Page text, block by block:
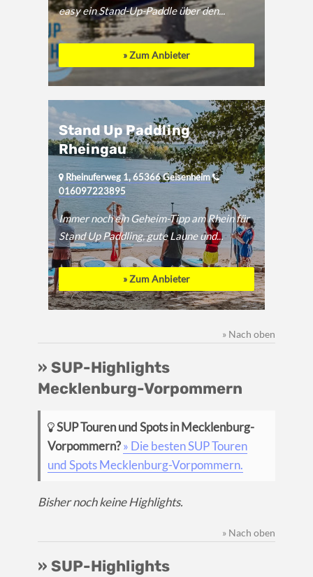
easy ein Stand-Up-Paddle über den...
» Zum Anbieter
Stand Up Paddling
Rheingau
Rheinuferweg 1, 65366 Geisenheim
016097223895
Immer noch ein Geheim-Tipp am Rhein für
Stand Up Paddling, gute Laune und...
» Zum Anbieter
» Nach oben
» SUP-Highlights
Mecklenburg-Vorpommern
SUP Touren und Spots in Mecklenburg-
Vorpommern?» Die besten SUP Touren
und Spots Mecklenburg-Vorpommern.
Bisher noch keine Highlights.
» Nach oben
» SUP-Highlights